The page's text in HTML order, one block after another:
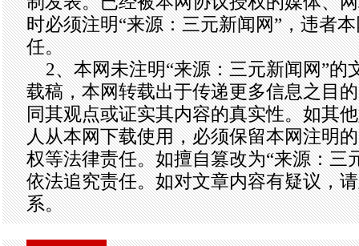
时必须注明“来源：三元新闻网”，违者
任。
2、本网未注明“来源：三元新闻网”的
载稿，本网转载出于传递更多信息之目
同其观点或证实其内容的真实性。如其
人从本网下载使用，必须保留本网注明
权等法律责任。如擅自篡改为“来源：三
依法追究责任。如对文章内容有疑议，
系。